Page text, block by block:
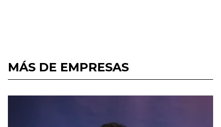
MÁS DE EMPRESAS